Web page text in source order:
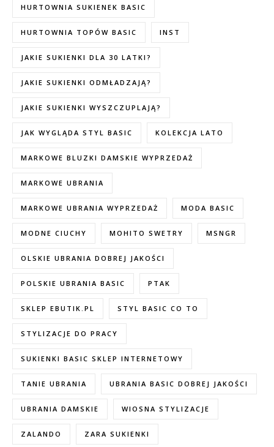
HURTOWNIA SUKIENEK BASIC
HURTOWNIA TOPÓW BASIC INST
JAKIE SUKIENKI DLA 30 LATKI?
JAKIE SUKIENKI ODMŁADZAJĄ?
JAKIE SUKIENKI WYSZCZUPLAJĄ?
JAK WYGLĄDA STYL BASIC KOLEKCJA LATO
MARKOWE BLUZKI DAMSKIE WYPRZEDAŻ
MARKOWE UBRANIA
MARKOWE UBRANIA WYPRZEDAŻ MODA BASIC
MODNE CIUCHY MOHITO SWETRY MSNGR
OLSKIE UBRANIA DOBREJ JAKOŚCI
POLSKIE UBRANIA BASIC PTAK
SKLEP EBUTIK.PL STYL BASIC CO TO
STYLIZACJE DO PRACY
SUKIENKI BASIC SKLEP INTERNETOWY
TANIE UBRANIA UBRANIA BASIC DOBREJ JAKOŚCI
UBRANIA DAMSKIE WIOSNA STYLIZACJE
ZALANDO ZARA SUKIENKI